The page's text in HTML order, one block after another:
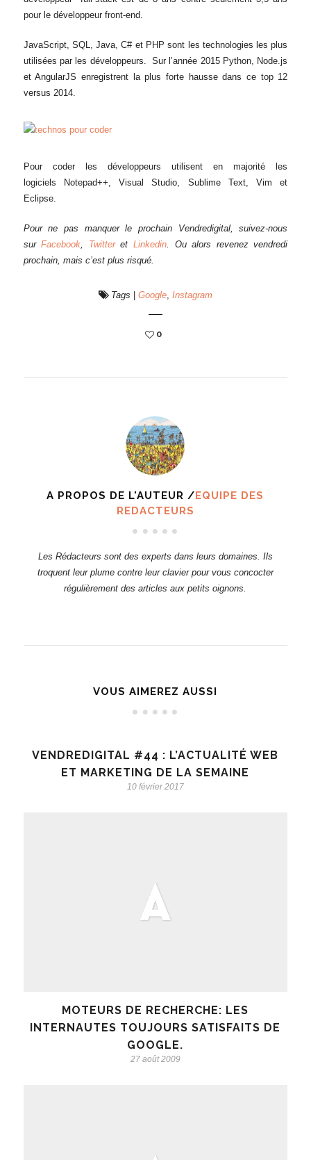
pour le développeur front-end.
JavaScript, SQL, Java, C# et PHP sont les technologies les plus
utilisées par les développeurs. Sur l’année 2015 Python, Node.js
et AngularJS enregistrent la plus forte hausse dans ce top 12
versus 2014.
Pour coder les développeurs utilisent en majorité les
logiciels Notepad++, Visual Studio, Sublime Text, Vim et
Eclipse.
Pour ne pas manquer le prochain Vendredigital, suivez-nous
surFacebook, TwitteretLinkedin. Ou alors revenez vendredi
prochain, mais c’est plus risqué.
Tags Google, Instagram
0
A PROPOS DE L'AUTEUR /EQUIPE DES
REDACTEURS
Les Rédacteurs sont des experts dans leurs domaines. Ils
troquent leur plume contre leur clavier pour vous concocter
régulièrement des articles aux petits oignons.
VOUS AIMEREZ AUSSI
VENDREDIGITAL #44 : L’ACTUALITÉ WEB
ET MARKETING DE LA SEMAINE
10 février 2017
MOTEURS DE RECHERCHE: LES
INTERNAUTES TOUJOURS SATISFAITS DE
GOOGLE.
27 août 2009